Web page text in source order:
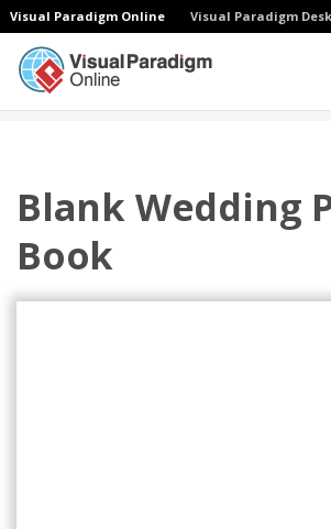
Visual Paradigm Online Visual Paradigm
Blank Wedding
Book